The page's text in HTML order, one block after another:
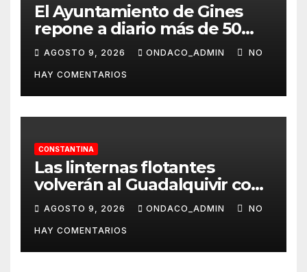
El Ayuntamiento de Gines
repone a diario más de 50
dispensadores de bolsas para
la recogida de desechos de
mascotas
AGOSTO 9, 2026 ONDACO_ADMIN NO
HAY COMENTARIOS
CONSTANTINA
Las linternas flotantes
volverán al Guadalquivir con
la Ceremonia Tōrō Nagashi
de Coria del Río
AGOSTO 9, 2026 ONDACO_ADMIN NO
HAY COMENTARIOS